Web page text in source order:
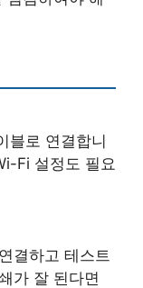
블로 연결합니
Fi 설정도 필요
결하고 테스트
가 잘 된다면